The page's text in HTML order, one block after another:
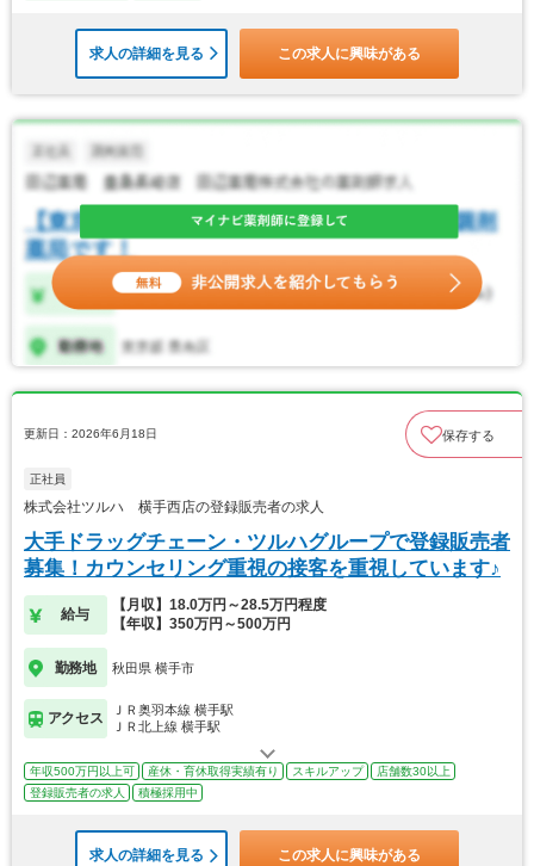
求人の詳細を見る この求人に興味がある
更新日：2026年6月18日 保存する
正社員
株式会社ツルハ 横手西店の登録販売者の求人
大手ドラッグチェーン・ツルハグループで登録販売者
募集！カウンセリング重視の接客を重視しています♪
給与
【月収】18.0万円～28.5万円程度
【年収】350万円～500万円
勤務地 秋田県 横手市
アクセス
ＪＲ奥羽本線 横手駅
ＪＲ北上線 横手駅
年収500万円以上可 産休・育休取得実績有り スキルアップ
店舗数30以上
登録販売者の求人
積極採用中
求人の詳細を見る この求人に興味がある